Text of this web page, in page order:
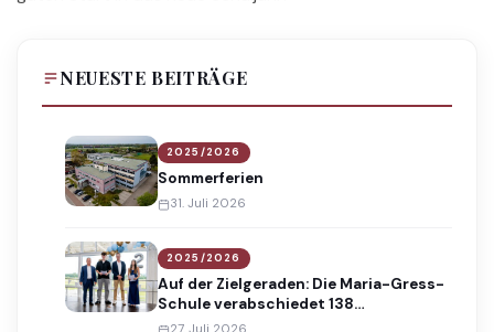
NEUESTE BEITRÄGE
2025/2026
Sommerferien
31. Juli 2026
2025/2026
Auf der Zielgeraden: Die Maria-Gress-
Schule verabschiedet 138
Absolventinnen und Absolventen